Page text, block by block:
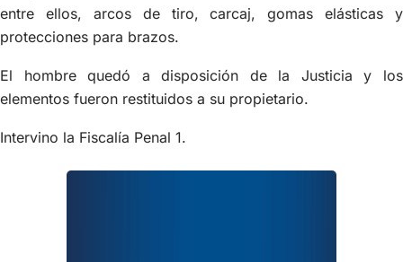
entre ellos, arcos de tiro, carcaj, gomas elásticas y
protecciones para brazos.
El hombre quedó a disposición de la Justicia y los
elementos fueron restituidos a su propietario.
Intervino la Fiscalía Penal 1.